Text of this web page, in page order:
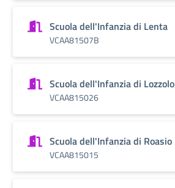
Scuola dell'Infanzia di Lenta
VCAA81507B
Scuola dell'Infanzia di Lozzolo
VCAA815026
Scuola dell'Infanzia di Roasio
VCAA815015